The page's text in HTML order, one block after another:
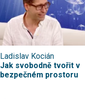
Ladislav Kocián
Jak svobodně tvořit v
bezpečném prostoru